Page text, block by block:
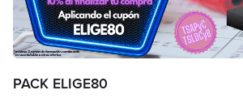
PACK ELIGE80